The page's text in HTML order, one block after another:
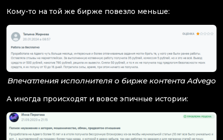
Кому-то на той же бирже повезло меньше:
Впечатления исполнителя о бирже контента Advego
А иногда происходят и вовсе эпичные истории: